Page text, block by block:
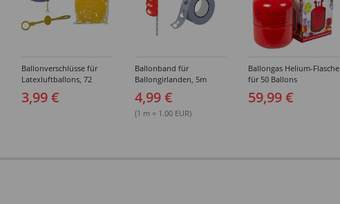
Ballonverschlüsse für
Latexluftballons, 72
Stück
3,99 €
Ballonband für
Ballongirlanden, 5m
Deko-Band aus PVC
4,99 €
(1 m = 1.00 EUR)
Ballongas Helium-Flasche
für 50 Ballons
59,99 €